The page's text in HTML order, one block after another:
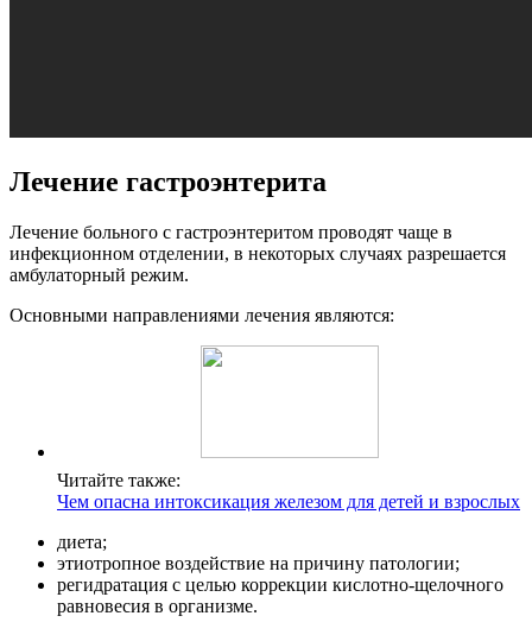
Лечение гастроэнтерита
Лечение больного с гастроэнтеритом проводят чаще в
инфекционном отделении, в некоторых случаях разрешается
амбулаторный режим.
Основными направлениями лечения являются:
Читайте также:
Чем опасна интоксикация железом для детей и взрослых
диета;
этиотропное воздействие на причину патологии;
регидратация с целью коррекции кислотно-щелочного
равновесия в организме.